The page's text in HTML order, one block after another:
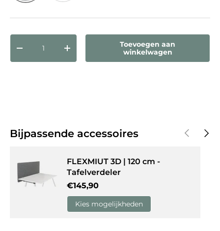
Verlaag de hoeveelheidVerhoog de hoeveelheid
Toevoegen aan
winkelwagen
Bijpassende accessoires Vorige
FLEXMIUT 3D | 120 cm -
Tafelverdeler
Reguliere prijs
€145,90
Kies mogelijkheden